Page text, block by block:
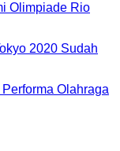
Olimpiade Rio
2020 Sudah
Olahraga